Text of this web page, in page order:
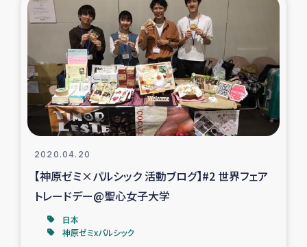
2020.04.20
【神原ゼミ×パルシック 活動ブログ】#2 世界フェア
トレードデー@聖心女子大学
日本
神原ゼミxパルシック